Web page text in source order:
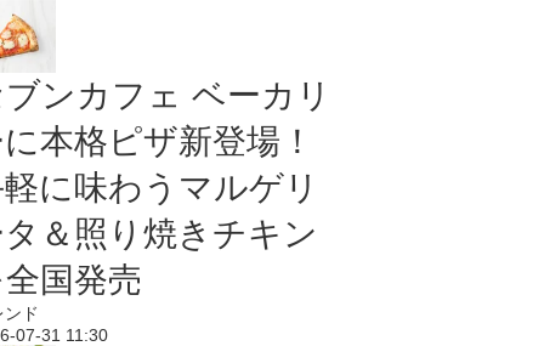
ンカフェ ベーカリ
本格ピザ新登場！
に味わうマルゲリ
＆照り焼きチキン
国発売
ンド
07-31 11:30